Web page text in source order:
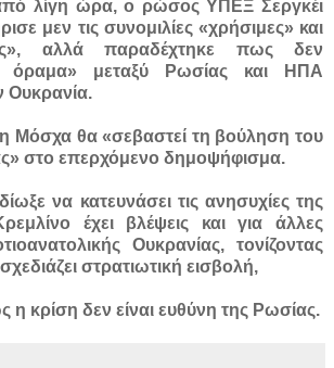
λίγη ώρα, ο ρώσος ΥΠΕΞ Σεργκέι
μεν τις συνομιλίες «χρήσιμες» και
αλλά παραδέχτηκε πως δεν
όραμα» μεταξύ Ρωσίας και ΗΠΑ
Ουκρανία.
Μόσχα θα «σεβαστεί τη βούληση του
στο επερχόμενο δημοψήφισμα.
να κατευνάσει τις ανησυχίες της
έχει βλέψεις και για άλλες
Ουκρανίας, τονίζοντας
στρατιωτική εισβολή,
κρίση δεν είναι ευθύνη της Ρωσίας.